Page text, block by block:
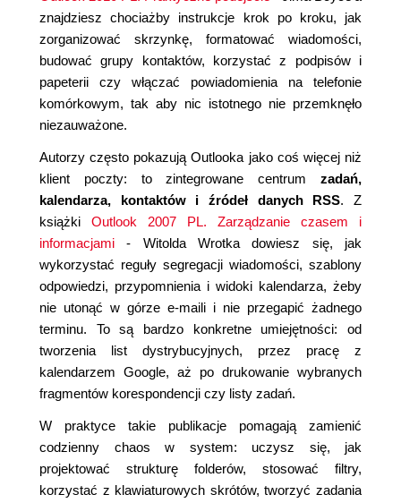
znajdziesz chociażby instrukcje krok po kroku, jak
zorganizować skrzynkę, formatować wiadomości,
budować grupy kontaktów, korzystać z podpisów i
papeterii czy włączać powiadomienia na telefonie
komórkowym, tak aby nic istotnego nie przemknęło
niezauważone.
Autorzy często pokazują Outlooka jako coś więcej niż
klient poczty: to zintegrowane centrum zadań,
kalendarza, kontaktów i źródeł danych RSS. Z
książki Outlook 2007 PL. Zarządzanie czasem i
informacjami - Witolda Wrotka dowiesz się, jak
wykorzystać reguły segregacji wiadomości, szablony
odpowiedzi, przypomnienia i widoki kalendarza, żeby
nie utonąć w górze e-maili i nie przegapić żadnego
terminu. To są bardzo konkretne umiejętności: od
tworzenia list dystrybucyjnych, przez pracę z
kalendarzem Google, aż po drukowanie wybranych
fragmentów korespondencji czy listy zadań.
W praktyce takie publikacje pomagają zamienić
codzienny chaos w system: uczysz się, jak
projektować strukturę folderów, stosować filtry,
korzystać z klawiaturowych skrótów, tworzyć zadania